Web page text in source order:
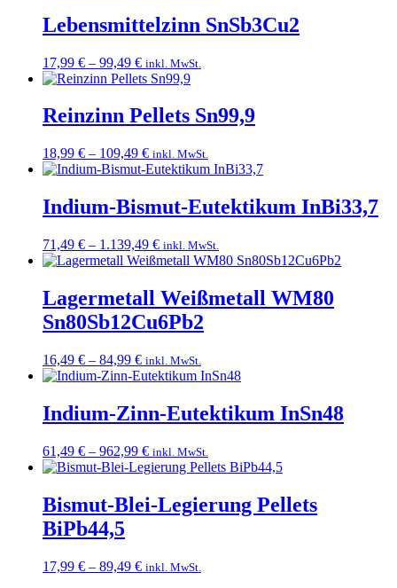
Lebensmittelzinn SnSb3Cu2
17,99 € – 99,49 €Preisspanne:
17,99 €
99,49 €
inkl. MwSt.
Reinzinn Pellets Sn99,9
18,99 € – 109,49 €Preisspanne:
18,99 €
109,49 €
inkl. MwSt.
Indium-Bismut-Eutektikum InBi33,7
71,49 € – 1.139,49 €Preisspanne:
71,49 €
1.139,49 €
inkl. MwSt.
Lagermetall Weißmetall WM80
Sn80Sb12Cu6Pb2
16,49 € – 84,99 €Preisspanne:
16,49 €
84,99 €
inkl. MwSt.
Indium-Zinn-Eutektikum InSn48
61,49 € – 962,99 €Preisspanne:
61,49 €
962,99 €
inkl. MwSt.
Bismut-Blei-Legierung Pellets
BiPb44,5
17,99 € – 89,49 €Preisspanne:
inkl. MwSt.